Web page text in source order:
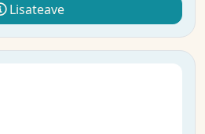
Lisateave